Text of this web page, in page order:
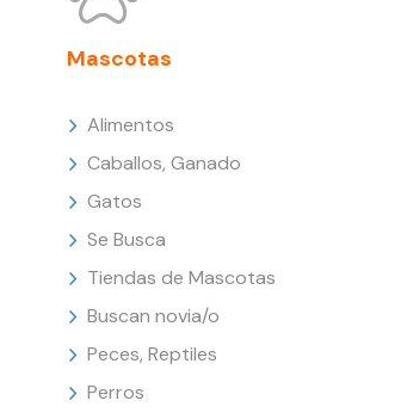
Mascotas
Alimentos
Caballos, Ganado
Gatos
Se Busca
Tiendas de Mascotas
Buscan novia/o
Peces, Reptiles
Perros